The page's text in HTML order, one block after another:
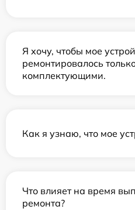
Я хочу, чтобы мое
ремонтировалось
комплектующими.
Как я узнаю, что мое
Что влияет на время
ремонта?